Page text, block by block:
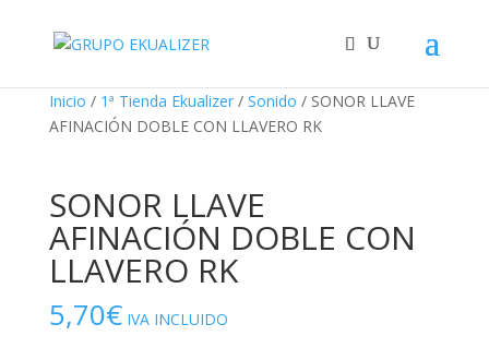
Inicio / 1ª Tienda Ekualizer/ Sonido / SONOR LLAVE
AFINACIÓN DOBLE CON LLAVERO RK
SONOR LLAVE
AFINACIÓN DOBLE CON
LLAVERO RK
5,70€ IVA INCLUIDO